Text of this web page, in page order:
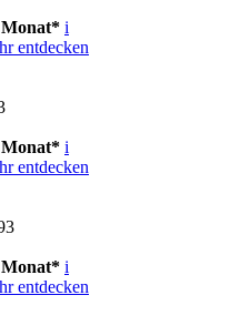
Monat* i
entdecken
Monat* i
entdecken
Monat* i
entdecken